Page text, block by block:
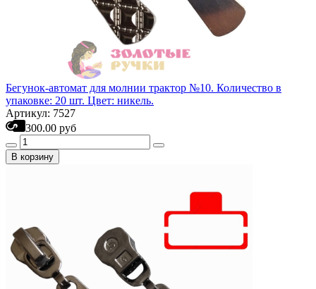
Бегунок-автомат для молнии трактор №10. Количество в
упаковке: 20 шт. Цвет: никель.
Артикул: 7527
300.00 руб
В корзину